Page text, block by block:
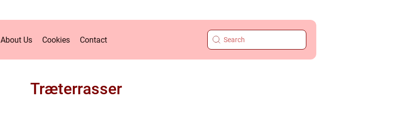
About Us Cookies Contact
Træterrasser